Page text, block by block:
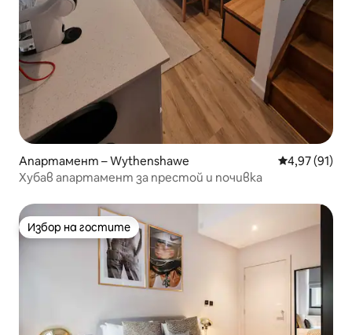
Апартамент – Wythenshawe Средна
4,97 (91)
Хубав апартамент за престой и почивка
Избор на гостите
Избор на гостите